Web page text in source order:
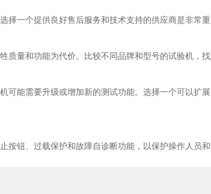
一个提供良好售后服务和技术支持的供应商是非常重
量和功能为代价。比较不同品牌和型号的试验机，找
能需要升级或增加新的测试功能。选择一个可以扩展
钮、过载保护和故障自诊断功能，以保护操作人员和